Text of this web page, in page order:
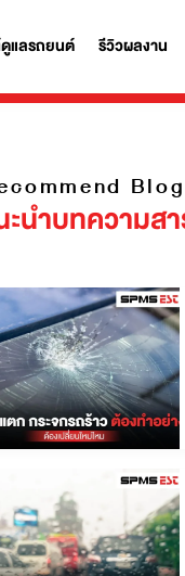
ผลิตภัณฑ์ดูแลรถยนต์
แนะนำ